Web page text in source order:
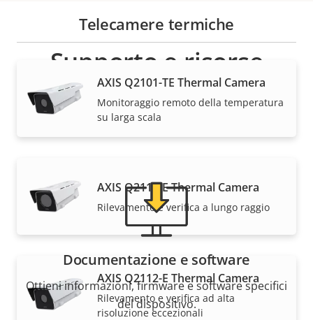
Telecamere termiche
AXIS Q2101-TE Thermal Camera
Monitoraggio remoto della temperatura
su larga scala
AXIS Q2111-E Thermal Camera
Rilevamento e verifica a lungo raggio
AXIS Q2112-E Thermal Camera
Rilevamento e verifica ad alta
risoluzione eccezionali
Supporto e risorse
Hai bisogno di informazioni sui dispositivi Axis, su
software o di aiuto da uno dei nostri esperti?
Documentazione e software
Ottieni informazioni, firmware e software specifici
del dispositivo.